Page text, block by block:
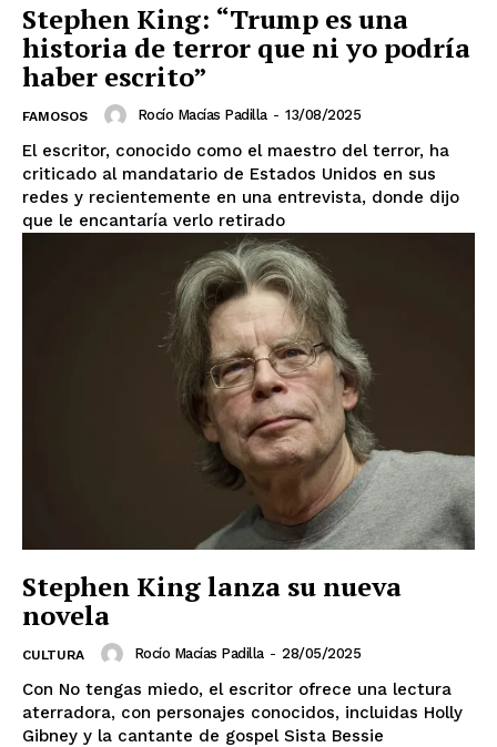
Stephen King: “Trump es una
historia de terror que ni yo podría
haber escrito”
FAMOSOS Rocío Macías Padilla - 13/08/2025
El escritor, conocido como el maestro del terror, ha
criticado al mandatario de Estados Unidos en sus
redes y recientemente en una entrevista, donde dijo
que le encantaría verlo retirado
Stephen King lanza su nueva
novela
CULTURA Rocío Macías Padilla - 28/05/2025
Con No tengas miedo, el escritor ofrece una lectura
aterradora, con personajes conocidos, incluidas Holly
Gibney y la cantante de gospel Sista Bessie